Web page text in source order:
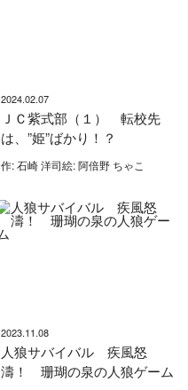
2024.02.07
ＪＣ紫式部（１） 転校先
は、”姫”ばかり！？
作: 石崎 洋司絵: 阿倍野 ちゃこ
2023.11.08
人狼サバイバル 疾風怒
濤！ 珊瑚の泉の人狼ゲーム